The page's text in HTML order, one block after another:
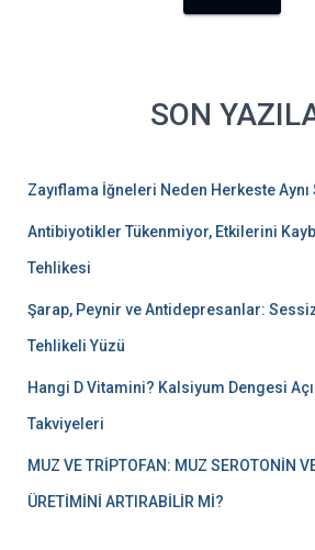
SON
Zayıflama İğneleri Neden Herkeste
Antibiyotikler Tükenmiyor, Etkilerini
Tehlikesi
Şarap, Peynir ve Antidepresanlar:
Tehlikeli Yüzü
Hangi D Vitamini? Kalsiyum Dengesi
Takviyeleri
MUZ VE TRİPTOFAN: MUZ SEROTONİN
ÜRETİMİNİ ARTIRABİLİR Mİ?